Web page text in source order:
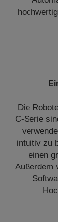
Die
C-Serie
intuitiv zu
einen
Außerdem